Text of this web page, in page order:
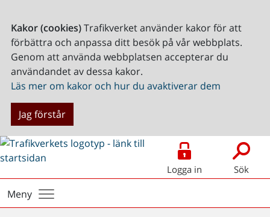
Kakor (cookies)Trafikverket använder kakor för att
förbättra och anpassa ditt besök på vår webbplats.
Genom att använda webbplatsen accepterar du
användandet av dessa kakor.
Läs mer om kakor och hur du avaktiverar dem
Jag förstår
Logga in Sök
Meny